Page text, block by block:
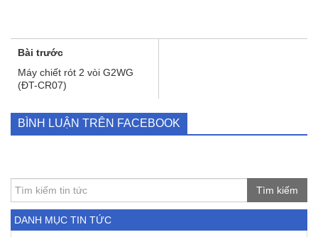
Bài trước
Máy chiết rót 2 vòi G2WG
(ĐT-CR07)
BÌNH LUẬN TRÊN FACEBOOK
Tìm kiếm
DANH MỤC TIN TỨC